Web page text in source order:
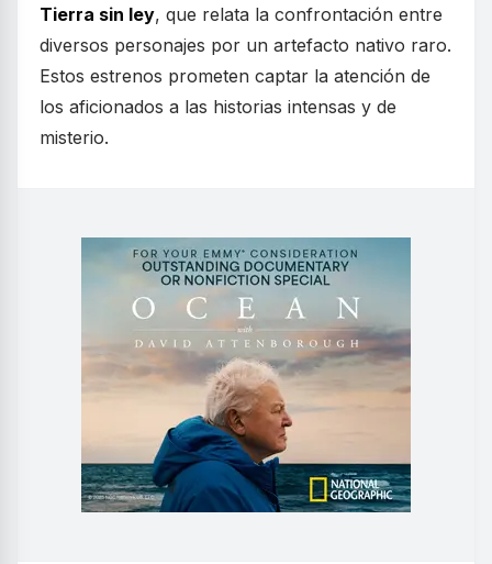
Tierra sin ley, que relata la confrontación entre
diversos personajes por un artefacto nativo raro.
Estos estrenos prometen captar la atención de
los aficionados a las historias intensas y de
misterio.